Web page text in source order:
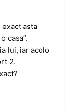
exact asta
casa”.
lui, iar acolo
2.